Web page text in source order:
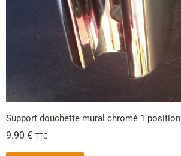
Support douchette mural chromé 1 position
9.90 € TTC